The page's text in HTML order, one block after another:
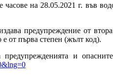
часове на 28.05.2021 г. във
предупреждение от
от първа степен (жълт код).
и